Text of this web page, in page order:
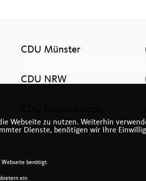
CDU Münster
CDU NRW
Webseite zu nutzen. Weiterhin
Dienste, benötigen wir Ihre
Webseite benötigt.
ein.